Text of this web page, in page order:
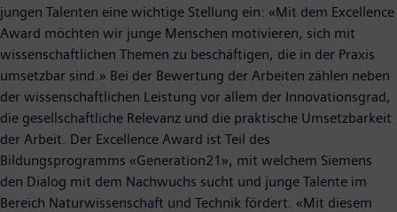
jungen Talenten eine wichtige Stellung ein: «Mit dem Excellence
Award möchten wir junge Menschen motivieren, sich mit
wissenschaftlichen Themen zu beschäftigen, die in der Praxis
umsetzbar sind.» Bei der Bewertung der Arbeiten zählen neben
der wissenschaftlichen Leistung vor allem der Innovationsgrad,
die gesellschaftliche Relevanz und die praktische Umsetzbarkeit
der Arbeit. Der Excellence Award ist Teil des
Bildungsprogramms «Generation21», mit welchem Siemens
den Dialog mit dem Nachwuchs sucht und junge Talente im
Bereich Naturwissenschaft und Technik fördert. «Mit diesem